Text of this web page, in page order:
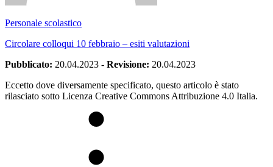
Personale scolastico
Circolare colloqui 10 febbraio – esiti valutazioni
Pubblicato: 20.04.2023 - Revisione: 20.04.2023
Eccetto dove diversamente specificato, questo articolo è stato
rilasciato sotto Licenza Creative Commons Attribuzione 4.0 Italia.